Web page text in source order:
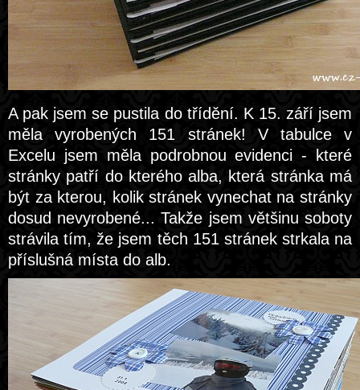
A pak jsem se pustila do třídění. K 15. září jsem
měla vyrobených 151 stránek! V tabulce v
Excelu jsem měla podrobnou evidenci - které
stránky patří do kterého alba, která stránka má
být za kterou, kolik stránek vynechat na stránky
dosud nevyrobené... Takže jsem většinu soboty
strávila tím, že jsem těch 151 stránek strkala na
příslušná místa do alb.